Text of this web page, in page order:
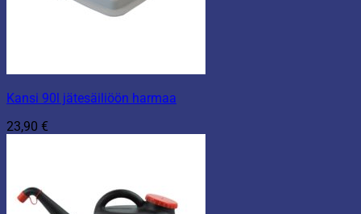
Kansi 90l jätesäiliöön harmaa
23,90 €